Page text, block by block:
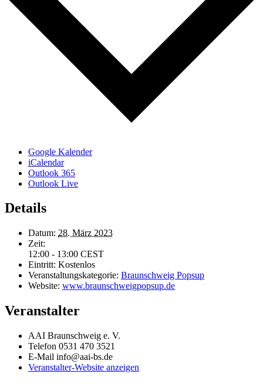
Google Kalender
iCalendar
Outlook 365
Outlook Live
Details
Datum: 28. März 2023
Zeit:
12:00 - 13:00 CEST
Eintritt: Kostenlos
Veranstaltungskategorie: Braunschweig Popsup
Website: www.braunschweigpopsup.de
Veranstalter
AAI Braunschweig e. V.
Telefon 0531 470 3521
E-Mail info@aai-bs.de
Veranstalter-Website anzeigen